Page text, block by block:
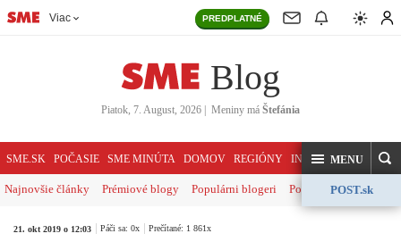
Viac PREDPLATNÉ
Blog
Piatok, 7. August, 2026 | Meniny má Štefánia
SME.SK POČASIE SME MINÚTA DOMOV REGIÓNY INDEX SVET
HĽADAJMENU
Najnovšie články Prémiové blogy Populárni blogeri Politika Ekonomika
POST.sk
21. okt 2019 o 12:03 Páči sa: 0x Prečítané: 1 861x